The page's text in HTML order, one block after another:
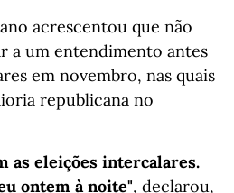
acrescentou que não
a um entendimento antes
em novembro, nas quais
republicana no
as eleições intercalares.
ontem à noite", declarou,